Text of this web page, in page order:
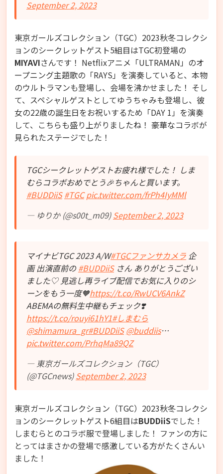
September 2, 2023
東京ガールズコレクション（TGC）2023秋冬コレクシ
ョンのシークレットゲスト5組目はTGC初登場の
MIYAVIさんです！ Netflixアニメ「ULTRAMAN」のオ
ープニング主題歌の「RAYS」を演奏していると、本物
のウルトラマンも登場し、会場を沸かせました！ そし
て、スペシャルゲストとしてゆうちゃみも登場し、彼
女の22歳の誕生日をお祝いするため「DAY 1」を演奏
して、こちらも盛り上がりましたね！ 豪華なコラボが
見られたステージでした！
TGCシークレットゲストお疲れ様でした！ しま
むらコラボおめでとう🎉ちゃんと買います。
#BUDDiiS #TGC pic.twitter.com/frPh4IyMMl
— ゆりか (@s00t_m09)September 2, 2023
マイナビTGC 2023 A/W#TGCファンサカメラ 企
画 出演直前の #BUDDiiSさん ありがとうござい
ました♡ 見逃し再ライブ配信でお気に入りのシ
ーンをもう一度🧡https://t.co/RwUCV6AnkZ
ABEMAの無料生中継もチェック❣️
https://t.co/rouyi61hY1#しまむら
@shimamura_gr#BUDDiiS @buddiis…
pic.twitter.com/PrhqMa89QZ
— 東京ガールズコレクション（TGC）
(@TGCnews)September 2, 2023
東京ガールズコレクション（TGC）2023秋冬コレクシ
ョンのシークレットゲスト6組目はBUDDiiSでした！
しまむらとのコラボ服で登場しました！ ファンの方に
とってはまさかの登場で感激している方がたくさんい
ました！